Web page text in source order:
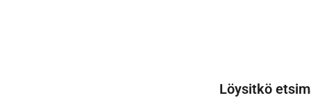
Löysitkö